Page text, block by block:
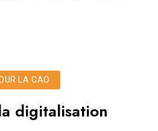
LA CAO
digitalisation